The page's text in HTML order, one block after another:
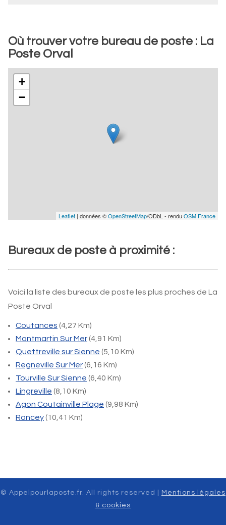
Où trouver votre bureau de poste : La
Poste Orval
+
−
Leaflet | données ©OpenStreetMap/ODbL - renduOSM France
Bureaux de poste à proximité :
Voici la liste des bureaux de poste les plus proches de La
Poste Orval
Coutances (4,27 Km)
Montmartin Sur Mer(4,91 Km)
Quettreville sur Sienne (5,10 Km)
Regneville Sur Mer(6,16 Km)
Tourville Sur Sienne (6,40 Km)
Lingreville (8,10 Km)
Agon Coutainville Plage (9,98 Km)
Roncey(10,41 Km)
© Appelpourlaposte.fr. All rights reserved |
Mentions légales
& cookies